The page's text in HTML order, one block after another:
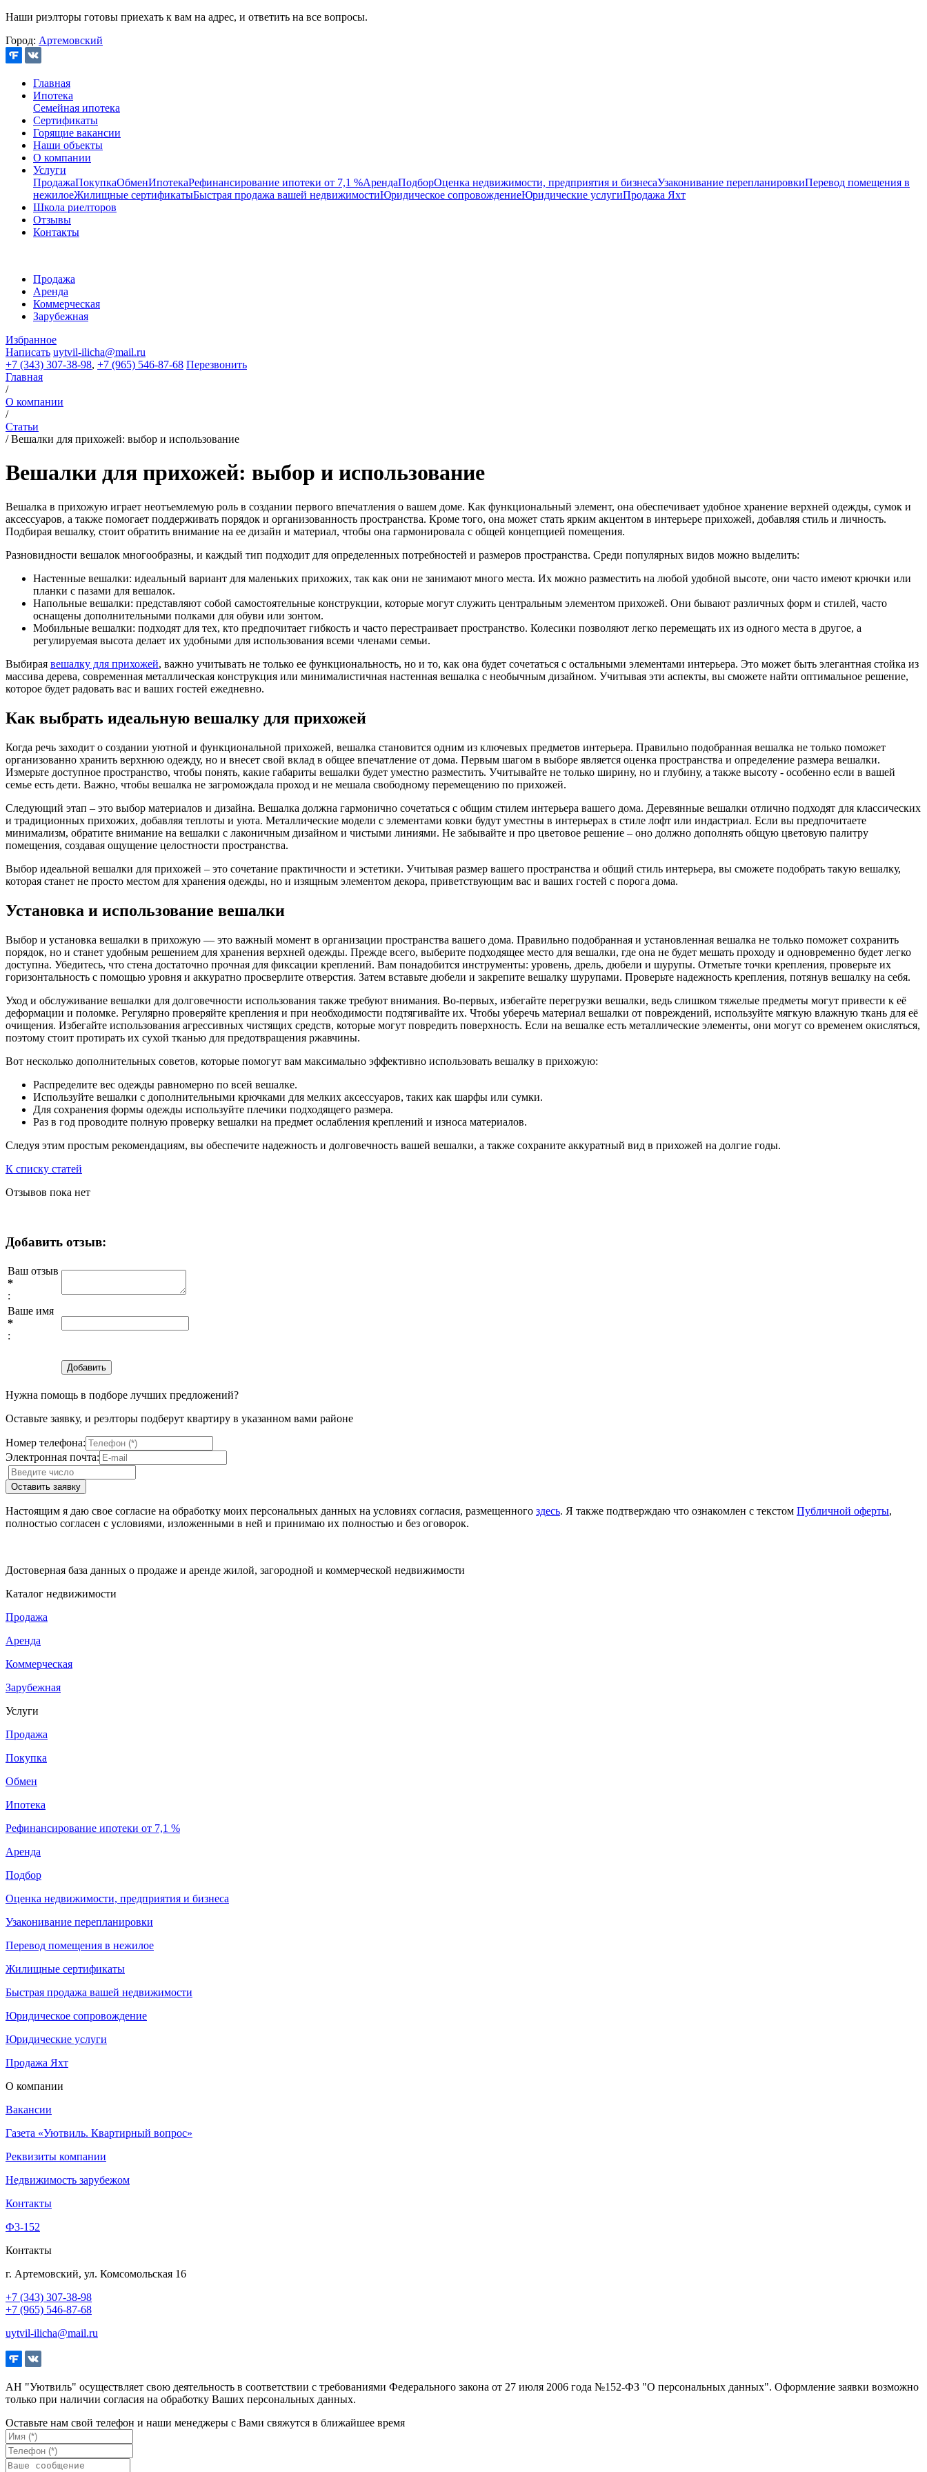
Наши риэлторы готовы приехать к вам на адрес, и ответить на все вопросы.
Город: Артемовский
Главная
Ипотека
Семейная ипотека
Сертификаты
Горящие вакансии
Наши объекты
О компании
Услуги
ПродажаПокупкаОбменИпотекаРефинансирование ипотеки от 7,1 %АрендаПодборОценка недвижимости, предприятия и бизнесаУзаконивание перепланировкиПеревод помещения в
нежилоеЖилищные сертификатыБыстрая продажа вашей недвижимостиЮридическое сопровождениеЮридические услугиПродажа Яхт
Школа риелторов
Отзывы
Контакты
Продажа
Аренда
Коммерческая
Зарубежная
Избранное
Написать uytvil-ilicha@mail.ru
+7 (343) 307-38-98, +7 (965) 546-87-68 Перезвонить
Главная
/
О компании
/
Статьи
/Вешалки для прихожей: выбор и использование
Вешалки для прихожей: выбор и использование
Вешалка в прихожую играет неотъемлемую роль в создании первого впечатления о вашем доме. Как функциональный элемент, она обеспечивает удобное хранение верхней одежды, сумок и
аксессуаров, а также помогает поддерживать порядок и организованность пространства. Кроме того, она может стать ярким акцентом в интерьере прихожей, добавляя стиль и личность.
Подбирая вешалку, стоит обратить внимание на ее дизайн и материал, чтобы она гармонировала с общей концепцией помещения.
Разновидности вешалок многообразны, и каждый тип подходит для определенных потребностей и размеров пространства. Среди популярных видов можно выделить:
Настенные вешалки: идеальный вариант для маленьких прихожих, так как они не занимают много места. Их можно разместить на любой удобной высоте, они часто имеют крючки или
планки с пазами для вешалок.
Напольные вешалки: представляют собой самостоятельные конструкции, которые могут служить центральным элементом прихожей. Они бывают различных форм и стилей, часто
оснащены дополнительными полками для обуви или зонтом.
Мобильные вешалки: подходят для тех, кто предпочитает гибкость и часто перестраивает пространство. Колесики позволяют легко перемещать их из одного места в другое, а
регулируемая высота делает их удобными для использования всеми членами семьи.
Выбирая вешалку для прихожей, важно учитывать не только ее функциональность, но и то, как она будет сочетаться с остальными элементами интерьера. Это может быть элегантная стойка из
массива дерева, современная металлическая конструкция или минималистичная настенная вешалка с необычным дизайном. Учитывая эти аспекты, вы сможете найти оптимальное решение,
которое будет радовать вас и ваших гостей ежедневно.
Как выбрать идеальную вешалку для прихожей
Когда речь заходит о создании уютной и функциональной прихожей, вешалка становится одним из ключевых предметов интерьера. Правильно подобранная вешалка не только поможет
организованно хранить верхнюю одежду, но и внесет свой вклад в общее впечатление от дома. Первым шагом в выборе является оценка пространства и определение размера вешалки.
Измерьте доступное пространство, чтобы понять, какие габариты вешалки будет уместно разместить. Учитывайте не только ширину, но и глубину, а также высоту - особенно если в вашей
семье есть дети. Важно, чтобы вешалка не загромождала проход и не мешала свободному перемещению по прихожей.
Следующий этап – это выбор материалов и дизайна. Вешалка должна гармонично сочетаться с общим стилем интерьера вашего дома. Деревянные вешалки отлично подходят для классических
и традиционных прихожих, добавляя теплоты и уюта. Металлические модели с элементами ковки будут уместны в интерьерах в стиле лофт или индастриал. Если вы предпочитаете
минимализм, обратите внимание на вешалки с лаконичным дизайном и чистыми линиями. Не забывайте и про цветовое решение – оно должно дополнять общую цветовую палитру
помещения, создавая ощущение целостности пространства.
Выбор идеальной вешалки для прихожей – это сочетание практичности и эстетики. Учитывая размер вашего пространства и общий стиль интерьера, вы сможете подобрать такую вешалку,
которая станет не просто местом для хранения одежды, но и изящным элементом декора, приветствующим вас и ваших гостей с порога дома.
Установка и использование вешалки
Выбор и установка вешалки в прихожую — это важный момент в организации пространства вашего дома. Правильно подобранная и установленная вешалка не только поможет сохранить
порядок, но и станет удобным решением для хранения верхней одежды. Прежде всего, выберите подходящее место для вешалки, где она не будет мешать проходу и одновременно будет легко
доступна. Убедитесь, что стена достаточно прочная для фиксации креплений. Вам понадобится инструменты: уровень, дрель, дюбели и шурупы. Отметьте точки крепления, проверьте их
горизонтальность с помощью уровня и аккуратно просверлите отверстия. Затем вставьте дюбели и закрепите вешалку шурупами. Проверьте надежность крепления, потянув вешалку на себя.
Уход и обслуживание вешалки для долговечности использования также требуют внимания. Во-первых, избегайте перегрузки вешалки, ведь слишком тяжелые предметы могут привести к её
деформации и поломке. Регулярно проверяйте крепления и при необходимости подтягивайте их. Чтобы уберечь материал вешалки от повреждений, используйте мягкую влажную ткань для её
очищения. Избегайте использования агрессивных чистящих средств, которые могут повредить поверхность. Если на вешалке есть металлические элементы, они могут со временем окисляться,
поэтому стоит протирать их сухой тканью для предотвращения ржавчины.
Вот несколько дополнительных советов, которые помогут вам максимально эффективно использовать вешалку в прихожую:
Распределите вес одежды равномерно по всей вешалке.
Используйте вешалки с дополнительными крючками для мелких аксессуаров, таких как шарфы или сумки.
Для сохранения формы одежды используйте плечики подходящего размера.
Раз в год проводите полную проверку вешалки на предмет ослабления креплений и износа материалов.
Следуя этим простым рекомендациям, вы обеспечите надежность и долговечность вашей вешалки, а также сохраните аккуратный вид в прихожей на долгие годы.
К списку статей
Отзывов пока нет
Добавить отзыв:
Ваш отзыв
*
:
Ваше имя
*
:
Нужна помощь в подборе лучших предложений?
Оставьте заявку, и реэлторы подберут квартиру в указанном вами районе
Номер телефона:
Электронная почта:
Настоящим я даю свое согласие на обработку моих персональных данных на условиях согласия, размещенного здесь. Я также подтверждаю что ознакомлен с текстом Публичной оферты,
полностью согласен с условиями, изложенными в ней и принимаю их полностью и без оговорок.
Достоверная база данных о продаже и аренде жилой, загородной и коммерческой недвижимости
Каталог недвижимости
Продажа
Аренда
Коммерческая
Зарубежная
Услуги
Продажа
Покупка
Обмен
Ипотека
Рефинансирование ипотеки от 7,1 %
Аренда
Подбор
Оценка недвижимости, предприятия и бизнеса
Узаконивание перепланировки
Перевод помещения в нежилое
Жилищные сертификаты
Быстрая продажа вашей недвижимости
Юридическое сопровождение
Юридические услуги
Продажа Яхт
О компании
Вакансии
Газета «Уютвиль. Квартирный вопрос»
Реквизиты компании
Недвижимость зарубежом
Контакты
Ф3-152
Контакты
г. Артемовский, ул. Комсомольская 16
+7 (343) 307-38-98
+7 (965) 546-87-68
uytvil-ilicha@mail.ru
АН "Уютвиль" осуществляет свою деятельность в соответствии с требованиями Федерального закона от 27 июля 2006 года №152-ФЗ "О персональных данных". Оформление заявки возможно
только при наличии согласия на обработку Ваших персональных данных.
Оставьте нам свой телефон и наши менеджеры с Вами свяжутся в ближайшее время